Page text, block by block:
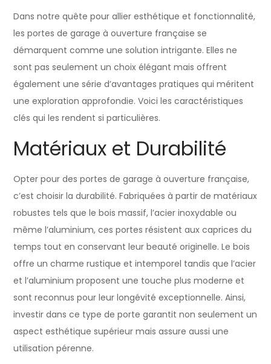
Dans notre quête pour allier esthétique et fonctionnalité,
les portes de garage à ouverture française se
démarquent comme une solution intrigante. Elles ne
sont pas seulement un choix élégant mais offrent
également une série d’avantages pratiques qui méritent
une exploration approfondie. Voici les caractéristiques
clés qui les rendent si particulières.
Matériaux et Durabilité
Opter pour des portes de garage à ouverture française,
c’est choisir la durabilité. Fabriquées à partir de matériaux
robustes tels que le bois massif, l’acier inoxydable ou
même l’aluminium, ces portes résistent aux caprices du
temps tout en conservant leur beauté originelle. Le bois
offre un charme rustique et intemporel tandis que l’acier
et l’aluminium proposent une touche plus moderne et
sont reconnus pour leur longévité exceptionnelle. Ainsi,
investir dans ce type de porte garantit non seulement un
aspect esthétique supérieur mais assure aussi une
utilisation pérenne.